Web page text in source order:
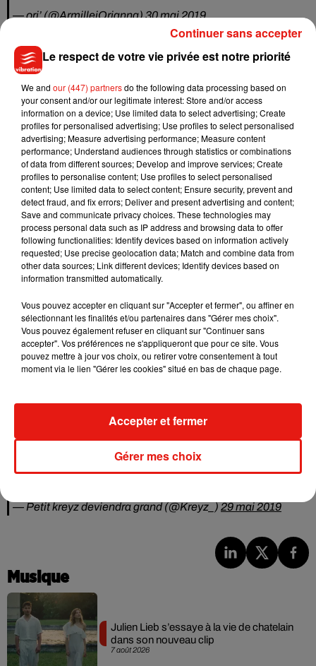
— ori’ (@ArmilleiOrianna)30 mai 2019
J'ai regarder The Perfection sur Netflix et WOW, il est
incroyable, surprenant, perturbant ouah
The perfection on Netflix is the most fucked up film I’ve ever
seen and everyone should go watch it
— Dilion Corrigan (@dilion_corrigan)30 mai 2019
"The Perfection sur Netflix est le film le plus barré que j'ai vu
et tout le monde devrait aller le voir"
Watch “the perfection” it’ll fuck you up even more. On
Netflix.
— ashgildner (@ashgildner1)30 mai 2019
"Allez voir the Perfection, cela va vous rendre encore plus
The Perfection sur Netflix, c’est vraiment pas fait pour tout le
monde. Impossible de savoir de quoi parle vraiment le film
et pourtant certaines victimes de traumatismes peuvent
être très choquées de ce dont il est vraiment question...
(@steppenshewolf)
été aussi désorienté devant un film Netflix jkghjkkhj au
— Petit kreyz deviendra grand (@Kreyz_) 29 mai 2019
Musique
7 août 2026
Julien Lieb s’essaye à la vie de chatelain
dans son nouveau clip
Le respect de votre vie privée est notre priorité
We and our (447) partnersdo the following data processing based on
your consent and/or our legitimate interest: Store and/or access
information on a device; Use limited data to select advertising; Create
profiles for personalised advertising; Use profiles to select personalised
advertising; Measure advertising performance; Measure content
performance; Understand audiences through statistics or combinations
of data from different sources; Develop and improve services; Create
profiles to personalise content; Use profiles to select personalised
content; Use limited data to select content; Ensure security, prevent and
detect fraud, and fix errors; Deliver and present advertising and content;
Save and communicate privacy choices. These technologies may
process personal data such as IP address and browsing data to offer
following functionalities: Identify devices based on information actively
requested; Use precise geolocation data; Match and combine data from
other data sources; Link different devices; Identify devices based on
information transmitted automatically.
Vous pouvez accepter en cliquant sur "Accepter et fermer", ou affiner en
sélectionnant les finalités et/ou partenaires dans "Gérer mes choix".
Vous pouvez également refuser en cliquant sur "Continuer sans
accepter". Vos préférences ne s'appliqueront que pour ce site. Vous
pouvez mettre à jour vos choix, ou retirer votre consentement à tout
moment via le lien "Gérer les cookies" situé en bas de chaque page.
Gérer mes choix
Accepter et fermer
Continuer sans accepter